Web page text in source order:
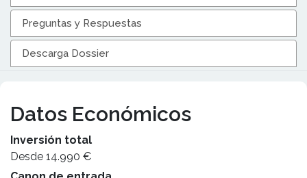
Preguntas y Respuestas
Descarga Dossier
Datos Económicos
Inversión total
Desde 14.990 €